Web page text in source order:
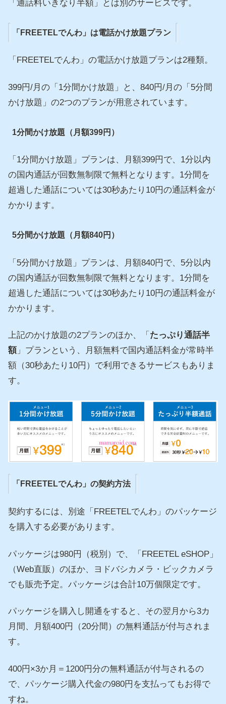
「通話料いきなり半額」とは別のサービスです。
「FREETELでんわ」は電話かけ放題プラン
「FREETELでんわ」の電話かけ放題プランは2種類。
399円/月の「1分間かけ放題」と、840円/月の「5分間
かけ放題」の2つのプランが用意されています。
1分間かけ放題（月額399円）
「1分間かけ放題」プランは、月額399円で、1分以内
の国内通話が回数無制限で無料となります。1分間を
超過した通話については30秒あたり10円の通話料金が
かかります。
5分間かけ放題（月額840円）
「5分間かけ放題」プランは、月額840円で、5分以内
の国内通話が回数無制限で無料となります。1分間を
超過した通話については30秒あたり10円の通話料金が
かかります。
上記のかけ放題の2プランのほか、「 たっぷり通話半
額 」プランという、月額無料で国内通話料金が常時半
額（30秒あたり10円）で利用できるサービスもありま
す。
「FREETELでんわ」の契約方法
契約するには、別途「FREETELでんわ」のパッケージ
を購入する必要があります。
パッケージは980円（税別）で、「FREETEL eSHOP」
（Web直販）のほか、ヨドバシカメラ・ビックカメラ
でも販売予定。パッケージは合計10万個限定です。
パッケージを購入し開通をすると、その翌月から3カ
月間、月額400円（20分間）の無料通話が付与されま
す。
400円×3か月＝1200円分の無料通話が付与されるの
で、パッケージ購入代金の980円を支払ってもお得で
すね。